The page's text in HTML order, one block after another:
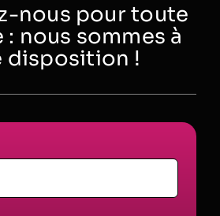
nous pour toute
nous sommes à
disposition !